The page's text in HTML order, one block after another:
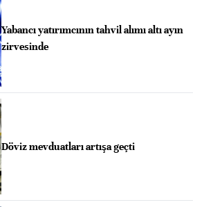
Yabancı yatırımcının tahvil alımı altı ayın
zirvesinde
Döviz mevduatları artışa geçti